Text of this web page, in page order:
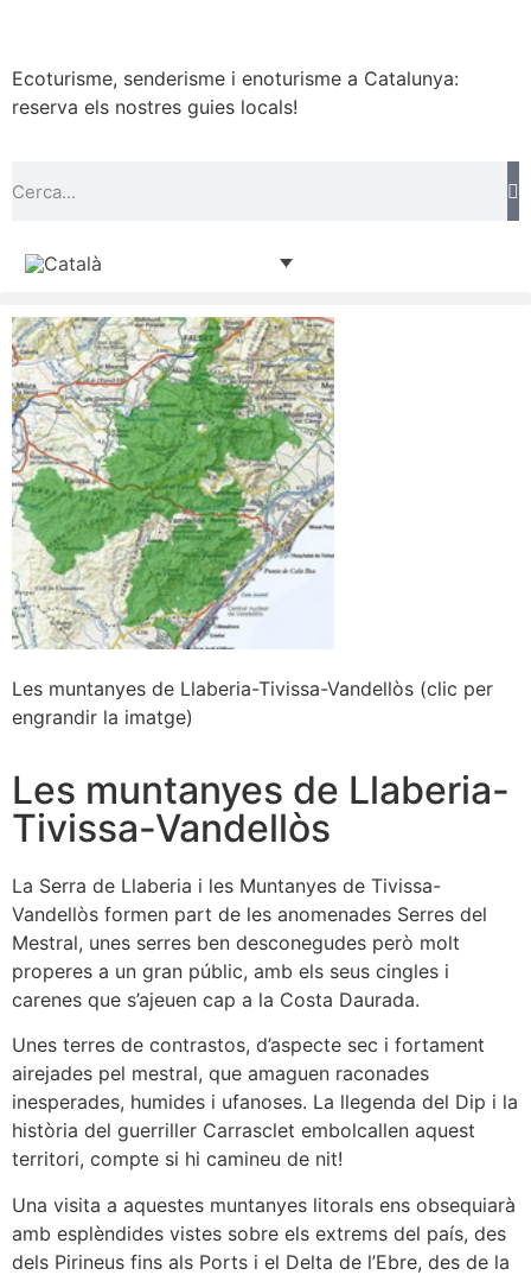
Ecoturisme, senderisme i enoturisme a Catalunya:
reserva els nostres guies locals!
Les muntanyes de Llaberia-Tivissa-Vandellòs (clic per
engrandir la imatge)
Les muntanyes de Llaberia-
Tivissa-Vandellòs
La Serra de Llaberia i les Muntanyes de Tivissa-
Vandellòs formen part de les anomenades Serres del
Mestral, unes serres ben desconegudes però molt
properes a un gran públic, amb els seus cingles i
carenes que s’ajeuen cap a la Costa Daurada.
Unes terres de contrastos, d’aspecte sec i fortament
airejades pel mestral, que amaguen raconades
inesperades, humides i ufanoses. La llegenda del Dip i la
història del guerriller Carrasclet embolcallen aquest
territori, compte si hi camineu de nit!
Una visita a aquestes muntanyes litorals ens obsequiarà
amb esplèndides vistes sobre els extrems del país, des
dels Pirineus fins als Ports i el Delta de l’Ebre, des de la